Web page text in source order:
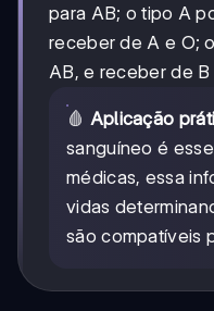
para AB; o tipo A
receber de A e O;
AB, e receber de B
🩸 Aplicação
sanguíneo é
médicas, essa
vidas
são compatíveis